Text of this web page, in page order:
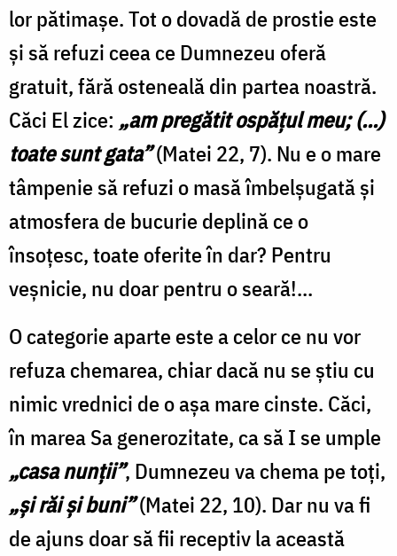
lor pătimaşe. Tot o dovadă de prostie este
şi să refuzi ceea ce Dumnezeu oferă
gratuit, fără osteneală din partea noastră.
Căci El zice: „am pregătit ospăţul meu; (...)
toate sunt gata”(Matei 22, 7). Nu e o mare
tâmpenie să refuzi o masă îmbelşugată şi
atmosfera de bucurie deplină ce o
însoţesc, toate oferite în dar? Pentru
veşnicie, nu doar pentru o seară!...
O categorie aparte este a celor ce nu vor
refuza chemarea, chiar dacă nu se ştiu cu
nimic vrednici de o aşa mare cinste. Căci,
în marea Sa generozitate, ca să I se umple
„casa nunţii”, Dumnezeu va chema pe toţi,
„şi răi şi buni”(Matei 22, 10). Dar nu va fi
de ajuns doar să fii receptiv la această